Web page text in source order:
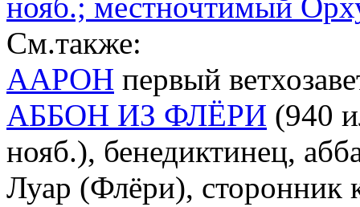
См.также:
ААРОН первый
АББОН ИЗ ФЛЁРИ (940
нояб.), бенедиктинец,
Луар (Флёри),